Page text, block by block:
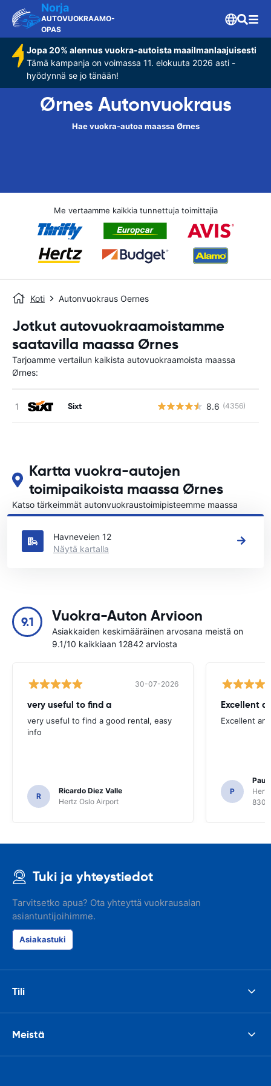
Norja
AUTOVUOKRAAMO-
OPAS
Jopa 20% alennus vuokra-autoista maailmanlaajuisesti
Tämä kampanja on voimassa 11. elokuuta 2026 asti -
hyödynnä se jo tänään!
Ørnes Autonvuokraus
Hae vuokra-autoa maassa Ørnes
Me vertaamme kaikkia tunnettuja toimittajia
Koti Autonvuokraus Oernes
Jotkut autovuokraamoistamme
saatavilla maassa Ørnes
Tarjoamme vertailun kaikista autovuokraamoista maassa
Ørnes:
Sixt 8.6 (4356)
Kartta vuokra-autojen
toimipaikoista maassa Ørnes
Katso tärkeimmät autonvuokraustoimipisteemme maassa
Ørnes
Havneveien 12
Näytä kartalla
9.1 Vuokra-Auton Arvioon
Asiakkaiden keskimääräinen arvosana meistä on
9.1/10 kaikkiaan 12842 arviosta
30-07-2026
very useful to find a
very useful to find a good rental, easy
info
R
Ricardo Diez Valle
Hertz Oslo Airport
Excellent
Excellent
P
Paul
8300
Tuki ja yhteystiedot
Tarvitsetko apua? Ota yhteyttä vuokrausalan
asiantuntijoihimme.
Asiakastuki
Tili
Meistä